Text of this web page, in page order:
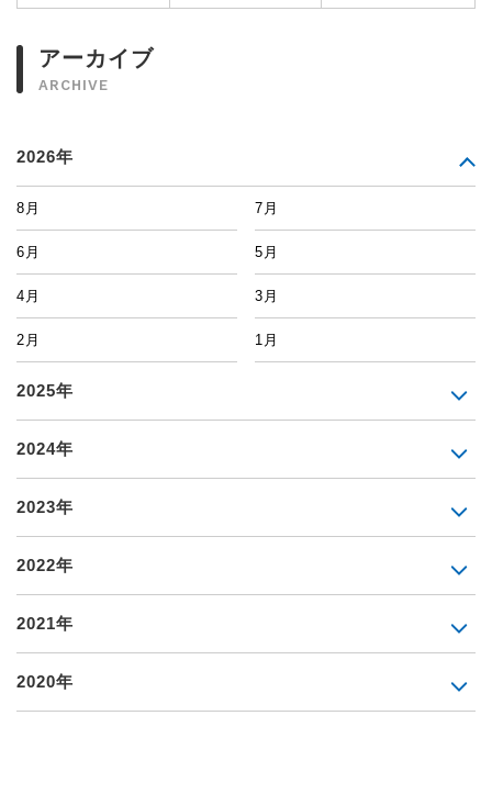
アーカイブ
ARCHIVE
2026年
8月 7月
6月 5月
4月 3月
2月 1月
2025年
2024年
2023年
2022年
2021年
2020年